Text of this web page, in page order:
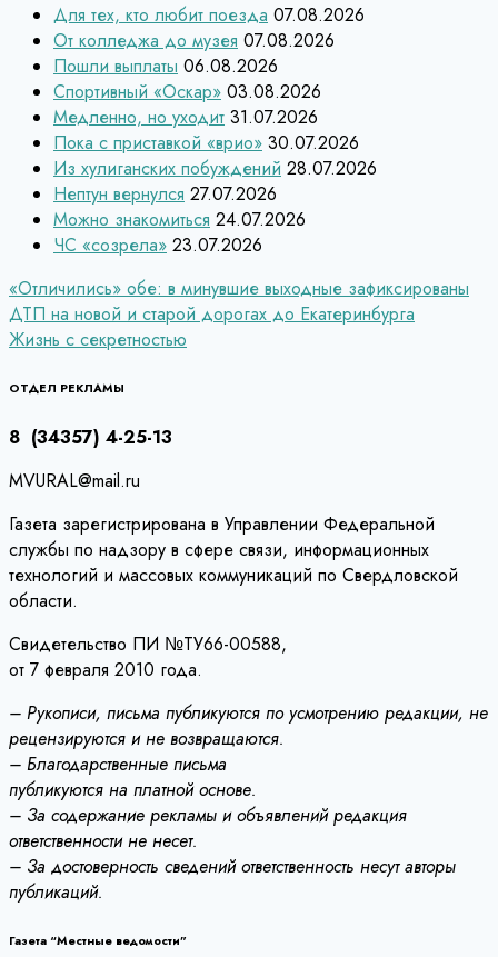
Для тех, кто любит поезда 07.08.2026
От колледжа до музея 07.08.2026
Пошли выплаты 06.08.2026
Спортивный «Оскар» 03.08.2026
Медленно, но уходит 31.07.2026
Пока с приставкой «врио» 30.07.2026
Из хулиганских побуждений 28.07.2026
Нептун вернулся 27.07.2026
Можно знакомиться 24.07.2026
ЧС «созрела» 23.07.2026
Навигация
по
«Отличились» обе: в минувшие выходные зафиксированы
ДТП на новой и старой дорогах до Екатеринбурга
Жизнь с секретностью
ОТДЕЛ РЕКЛАМЫ
8 (34357) 4-25-13
MVURAL@mail.ru
Газета зарегистрирована в Управлении Федеральной
службы по надзору в сфере связи, информационных
технологий и массовых коммуникаций по Свердловской
области.
Свидетельство ПИ №ТУ66-00588,
от 7 февраля 2010 года.
– Рукописи, письма публикуются по усмотрению редакции, не
рецензируются и не возвращаются.
– Благодарственные письма
публикуются на платной основе.
– За содержание рекламы и объявлений редакция
ответственности не несет.
– За достоверность сведений ответственность несут авторы
публикаций.
Газета “Местные ведомости”